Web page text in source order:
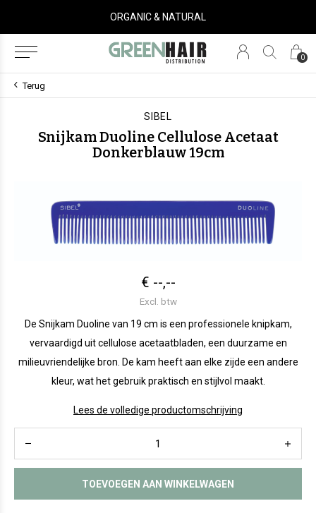
0
ORGANIC & NATURAL
Terug
SIBEL
Snijkam Duoline Cellulose Acetaat
Donkerblauw 19cm
€ --,--
Excl. btw
De Snijkam Duoline van 19 cm is een professionele knipkam,
vervaardigd uit cellulose acetaatbladen, een duurzame en
milieuvriendelijke bron. De kam heeft aan elke zijde een andere
kleur, wat het gebruik praktisch en stijlvol maakt.
Lees de volledige productomschrijving
TOEVOEGEN AAN WINKELWAGEN